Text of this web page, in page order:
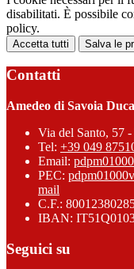
disabilitati. È possibile
policy.
Accetta tutti Salva le
Contatti
Amedeo di Savoia
Via del Santo, 57
Tel: +39 049
Email:
PEC:
mail
C.F.:
IBAN:
Seguici su